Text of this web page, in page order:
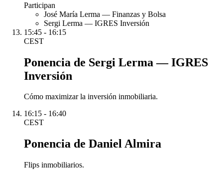
Participan
José María Lerma — Finanzas y Bolsa
Sergi Lerma — IGRES Inversión
15:45 - 16:15
CEST
Ponencia de Sergi Lerma — IGRES
Inversión
Cómo maximizar la inversión inmobiliaria.
16:15 - 16:40
CEST
Ponencia de Daniel Almira
Flips inmobiliarios.